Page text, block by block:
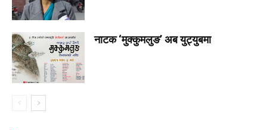
नाटक ‘मुक्कुमलुङ’ अब युट्युबमा